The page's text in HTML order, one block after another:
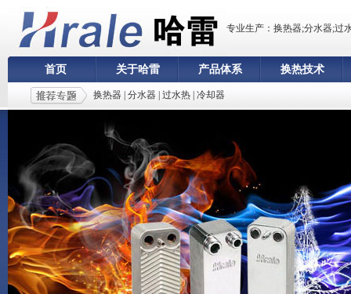
专业生产：换热器;分水器;过
首页 关于哈雷 产品体系 换热技术
换热器 分水器 过水热 冷却器